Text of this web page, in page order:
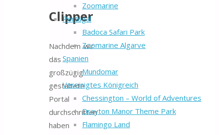
Zoomarine
Portugal
Badoca Safari Park
Zoomarine Algarve
Spanien
Mundomar
Vereinigtes Königreich
Chessington – World of Adventures
Drayton Manor Theme Park
Flamingo Land
Clipper
Nachdem wir
das
großzügig
gestaltete
Portal
durchschritten
haben